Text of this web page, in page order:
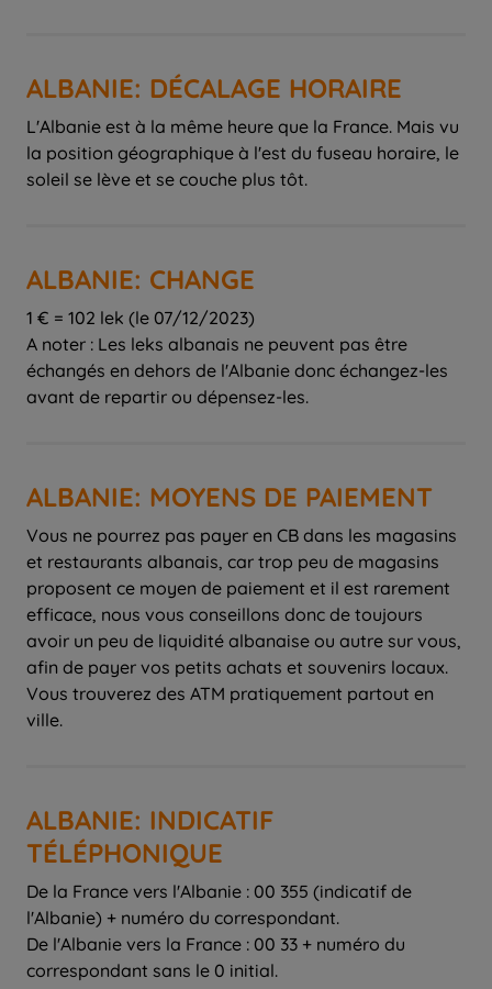
ALBANIE: DÉCALAGE HORAIRE
L'Albanie est à la même heure que la France. Mais vu
la position géographique à l'est du fuseau horaire, le
soleil se lève et se couche plus tôt.
ALBANIE: CHANGE
1 € = 102 lek (le 07/12/2023)
A noter : Les leks albanais ne peuvent pas être
échangés en dehors de l'Albanie donc échangez-les
avant de repartir ou dépensez-les.
ALBANIE: MOYENS DE PAIEMENT
Vous ne pourrez pas payer en CB dans les magasins
et restaurants albanais, car trop peu de magasins
proposent ce moyen de paiement et il est rarement
efficace, nous vous conseillons donc de toujours
avoir un peu de liquidité albanaise ou autre sur vous,
afin de payer vos petits achats et souvenirs locaux.
Vous trouverez des ATM pratiquement partout en
ville.
ALBANIE: INDICATIF
TÉLÉPHONIQUE
De la France vers l'Albanie : 00 355 (indicatif de
l'Albanie) + numéro du correspondant.
De l'Albanie vers la France : 00 33 + numéro du
correspondant sans le 0 initial.